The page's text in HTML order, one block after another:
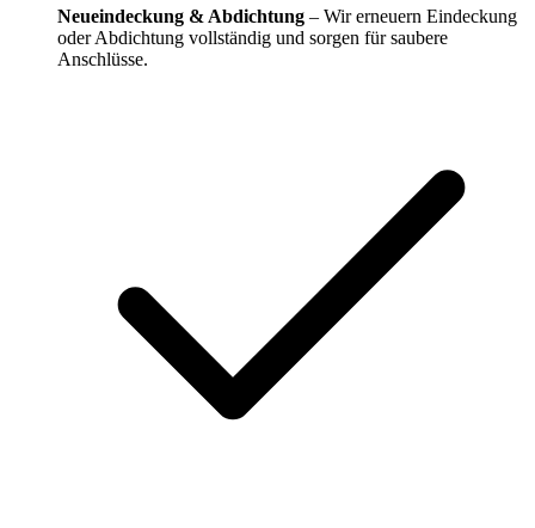
Neueindeckung & Abdichtung – Wir erneuern Eindeckung
oder Abdichtung vollständig und sorgen für saubere
Anschlüsse.